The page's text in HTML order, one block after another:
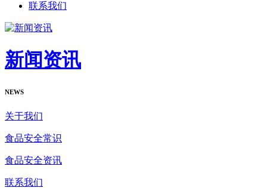
联系我们
新闻资讯
NEWS
关于我们
食品安全常识
食品安全资讯
联系我们